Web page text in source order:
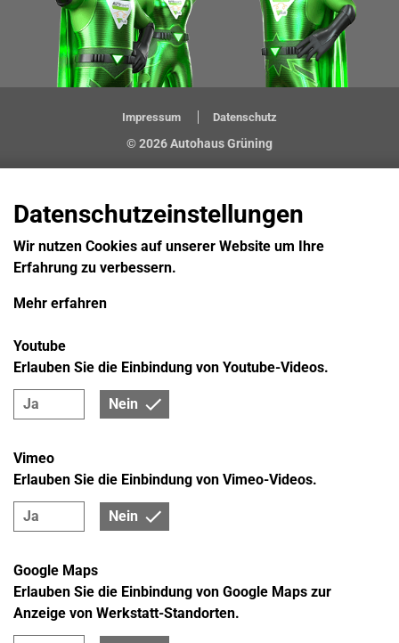
Impressum Datenschutz
© 2026 Autohaus Grüning
Datenschutzeinstellungen
Wir nutzen Cookies auf unserer Website um Ihre
Erfahrung zu verbessern.
Mehr erfahren
Ja Nein
Youtube
Erlauben Sie die Einbindung von Youtube-Videos.
Ja Nein
Vimeo
Erlauben Sie die Einbindung von Vimeo-Videos.
Google Maps
Erlauben Sie die Einbindung von Google Maps zur
Anzeige von Werkstatt-Standorten.